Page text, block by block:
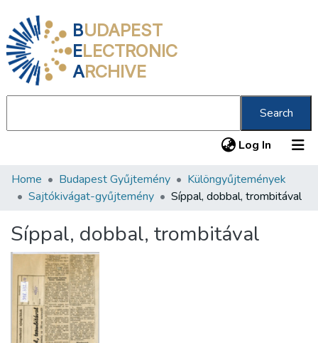
BUDAPEST
ELECTRONIC
ARCHIVE
Search
Log In (current)
Communities & Collections
Statistics
About us
Home Budapest Gyűjtemény
Különgyűjtemények
Sajtókivágat-gyűjtemény
Síppal, dobbal, trombitával
Síppal, dobbal, trombitával